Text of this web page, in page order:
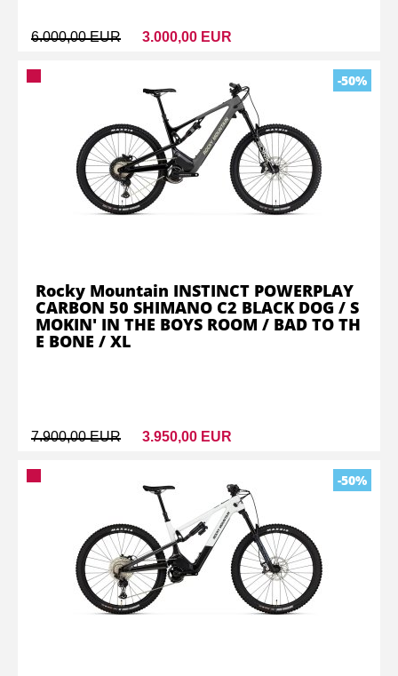
6.000,00 EUR 3.000,00 EUR
-50%
7.900,00 EUR 3.950,00 EUR
Rocky Mountain INSTINCT POWERPLAY
CARBON 50 SHIMANO C2 BLACK DOG / S
MOKIN' IN THE BOYS ROOM / BAD TO TH
E BONE / XL
-50%